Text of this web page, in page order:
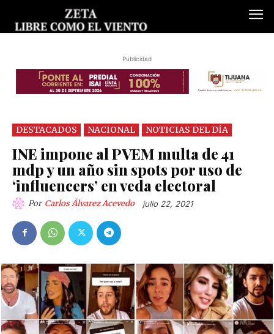
Publicidad
DESTACADOS NACIONAL NOTICIAS DEL DÍA
INE impone al PVEM multa de 41
mdp y un año sin spots por uso de
‘influencers’ en veda electoral
Por Carlos Álvarez Acevedo julio 22, 2021